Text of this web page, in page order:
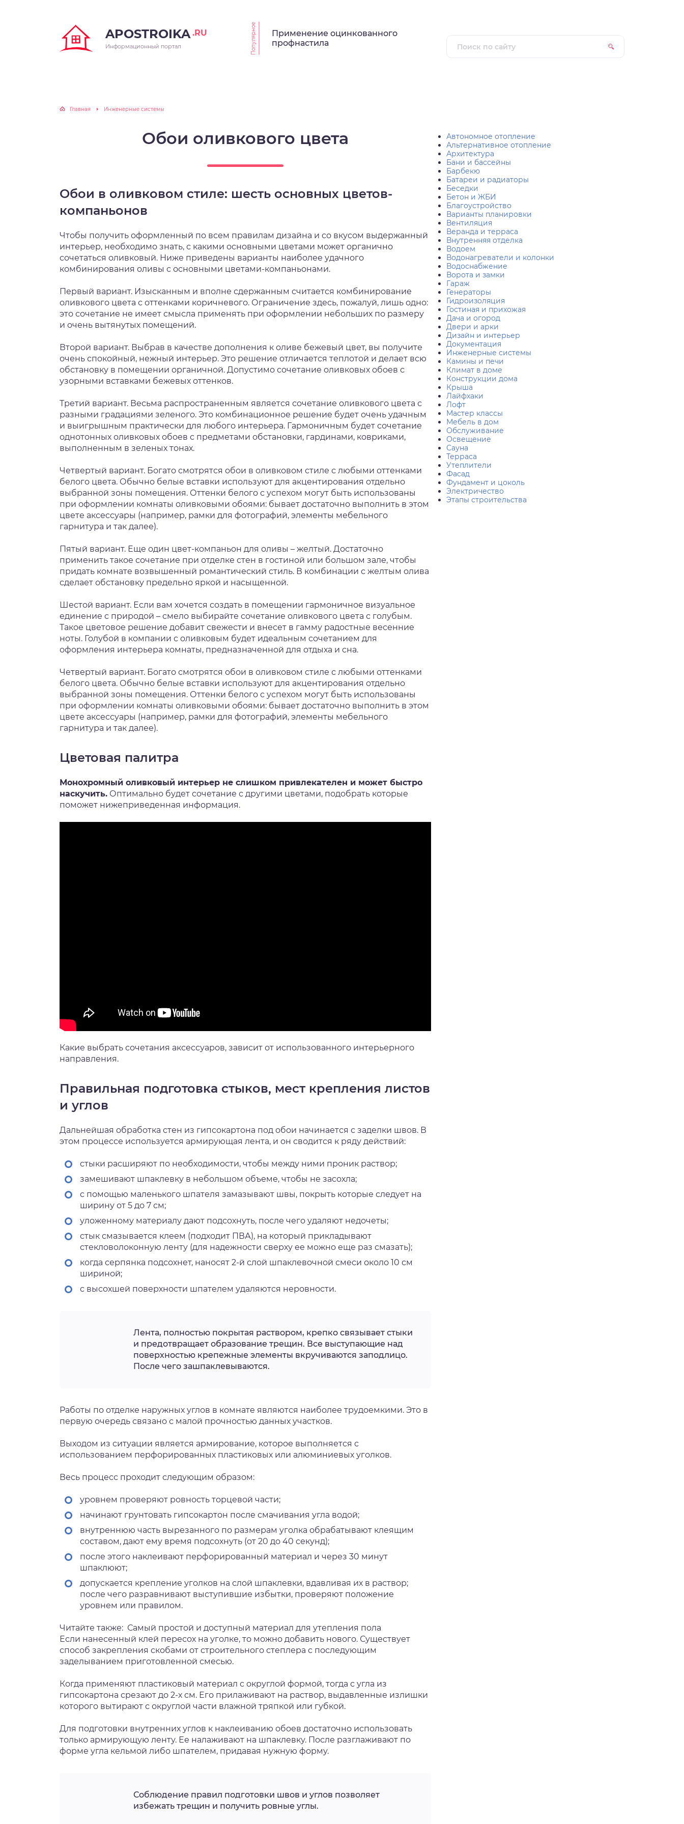
APOSTROIKA .RU
Информационный портал Популярное
Применение оцинкованного
профнастила
Главная Инженерные системы
Обои оливкового цвета
Обои в оливковом стиле: шесть основных цветов-
компаньонов
Чтобы получить оформленный по всем правилам дизайна и со вкусом выдержанный
интерьер, необходимо знать, с какими основными цветами может органично
сочетаться оливковый. Ниже приведены варианты наиболее удачного
комбинирования оливы с основными цветами-компаньонами.
Первый вариант. Изысканным и вполне сдержанным считается комбинирование
оливкового цвета с оттенками коричневого. Ограничение здесь, пожалуй, лишь одно:
это сочетание не имеет смысла применять при оформлении небольших по размеру
и очень вытянутых помещений.
Второй вариант. Выбрав в качестве дополнения к оливе бежевый цвет, вы получите
очень спокойный, нежный интерьер. Это решение отличается теплотой и делает всю
обстановку в помещении органичной. Допустимо сочетание оливковых обоев с
узорными вставками бежевых оттенков.
Третий вариант. Весьма распространенным является сочетание оливкового цвета с
разными градациями зеленого. Это комбинационное решение будет очень удачным
и выигрышным практически для любого интерьера. Гармоничным будет сочетание
однотонных оливковых обоев с предметами обстановки, гардинами, ковриками,
выполненным в зеленых тонах.
Четвертый вариант. Богато смотрятся обои в оливковом стиле с любыми оттенками
белого цвета. Обычно белые вставки используют для акцентирования отдельно
выбранной зоны помещения. Оттенки белого с успехом могут быть использованы
при оформлении комнаты оливковыми обоями: бывает достаточно выполнить в этом
цвете аксессуары (например, рамки для фотографий, элементы мебельного
гарнитура и так далее).
Пятый вариант. Еще один цвет-компаньон для оливы – желтый. Достаточно
применить такое сочетание при отделке стен в гостиной или большом зале, чтобы
придать комнате возвышенный романтический стиль. В комбинации с желтым олива
сделает обстановку предельно яркой и насыщенной.
Шестой вариант. Если вам хочется создать в помещении гармоничное визуальное
единение с природой – смело выбирайте сочетание оливкового цвета с голубым.
Такое цветовое решение добавит свежести и внесет в гамму радостные весенние
ноты. Голубой в компании с оливковым будет идеальным сочетанием для
оформления интерьера комнаты, предназначенной для отдыха и сна.
Четвертый вариант. Богато смотрятся обои в оливковом стиле с любыми оттенками
белого цвета. Обычно белые вставки используют для акцентирования отдельно
выбранной зоны помещения. Оттенки белого с успехом могут быть использованы
при оформлении комнаты оливковыми обоями: бывает достаточно выполнить в этом
цвете аксессуары (например, рамки для фотографий, элементы мебельного
гарнитура и так далее).
Цветовая палитра
Монохромный оливковый интерьер не слишком привлекателен и может быстро
наскучить. Оптимально будет сочетание с другими цветами, подобрать которые
поможет нижеприведенная информация.
Какие выбрать сочетания аксессуаров, зависит от использованного интерьерного
направления.
Правильная подготовка стыков, мест крепления листов
и углов
Дальнейшая обработка стен из гипсокартона под обои начинается с заделки швов. В
этом процессе используется армирующая лента, и он сводится к ряду действий:
стыки расширяют по необходимости, чтобы между ними проник раствор;
замешивают шпаклевку в небольшом объеме, чтобы не засохла;
с помощью маленького шпателя замазывают швы, покрыть которые следует на
ширину от 5 до 7 см;
уложенному материалу дают подсохнуть, после чего удаляют недочеты;
стык смазывается клеем (подходит ПВА), на который прикладывают
стекловолоконную ленту (для надежности сверху ее можно еще раз смазать);
когда серпянка подсохнет, наносят 2-й слой шпаклевочной смеси около 10 см
шириной;
с высохшей поверхности шпателем удаляются неровности.
Лента, полностью покрытая раствором, крепко связывает стыки
и предотвращает образование трещин. Все выступающие над
поверхностью крепежные элементы вкручиваются заподлицо.
После чего зашпаклевываются.
Работы по отделке наружных углов в комнате являются наиболее трудоемкими. Это в
первую очередь связано с малой прочностью данных участков.
Выходом из ситуации является армирование, которое выполняется с
использованием перфорированных пластиковых или алюминиевых уголков.
Весь процесс проходит следующим образом:
уровнем проверяют ровность торцевой части;
начинают грунтовать гипсокартон после смачивания угла водой;
внутреннюю часть вырезанного по размерам уголка обрабатывают клеящим
составом, дают ему время подсохнуть (от 20 до 40 секунд);
после этого наклеивают перфорированный материал и через 30 минут
шпаклюют;
допускается крепление уголков на слой шпаклевки, вдавливая их в раствор;
после чего разравнивают выступившие избытки, проверяют положение
уровнем или правилом.
Читайте также: Самый простой и доступный материал для утепления пола
Если нанесенный клей пересох на уголке, то можно добавить нового. Существует
способ закрепления скобами от строительного степлера с последующим
заделыванием приготовленной смесью.
Когда применяют пластиковый материал с округлой формой, тогда с угла из
гипсокартона срезают до 2-х см. Его прилаживают на раствор, выдавленные излишки
которого вытирают с округлой части влажной тряпкой или губкой.
Для подготовки внутренних углов к наклеиванию обоев достаточно использовать
только армирующую ленту. Ее налаживают на шпаклевку. После разглаживают по
форме угла кельмой либо шпателем, придавая нужную форму.
Соблюдение правил подготовки швов и углов позволяет
избежать трещин и получить ровные углы.
Автономное отопление
Альтернативное отопление
Архитектура
Бани и бассейны
Барбекю
Батареи и радиаторы
Беседки
Бетон и ЖБИ
Благоустройство
Варианты планировки
Вентиляция
Веранда и терраса
Внутренняя отделка
Водоем
Водонагреватели и колонки
Водоснабжение
Ворота и замки
Гараж
Генераторы
Гидроизоляция
Гостиная и прихожая
Дача и огород
Двери и арки
Дизайн и интерьер
Документация
Инженерные системы
Камины и печи
Климат в доме
Конструкции дома
Крыша
Лайфхаки
Лофт
Мастер классы
Мебель в дом
Обслуживание
Освещение
Сауна
Терраса
Утеплители
Фасад
Фундамент и цоколь
Электричество
Этапы строительства